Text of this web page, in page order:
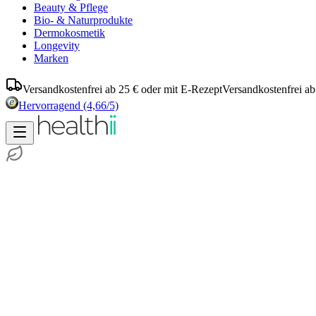
Beauty & Pflege
Bio- & Naturprodukte
Dermokosmetik
Longevity
Marken
Versandkostenfrei ab 25 € oder mit E-RezeptVersandkostenfrei
Hervorragend (4,66/5)